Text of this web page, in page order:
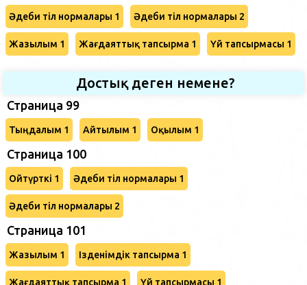
Әдеби тіл нормалары 1 Әдеби тіл нормалары 2
Жазылым 1 Жағдаяттық тапсырма 1 Үй тапсырмасы 1
Достық деген немене?
Страница 99
Тыңдалым 1 Айтылым 1 Оқылым 1
Страница 100
Ойтүрткі 1 Әдеби тіл нормалары 1
Әдеби тіл нормалары 2
Страница 101
Жазылым 1 Ізденімдік тапсырма 1
Жағдаяттық тапсырма 1 Үй тапсырмасы 1